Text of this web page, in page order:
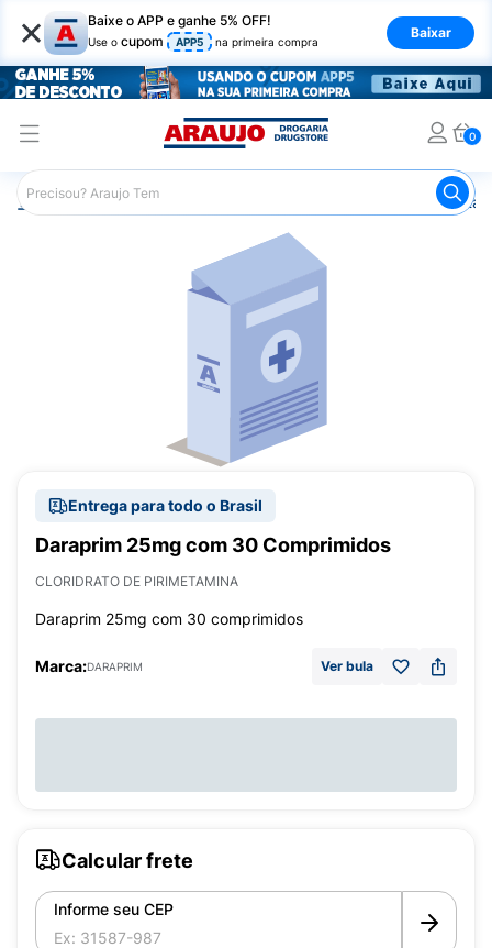
× Baixe o APP e ganhe 5% OFF!
Use o cupom APP5 na primeira compra
Baixar
0
Araujo Medicamentos Remédio para Vermes e Parasitas
Entrega para todo o Brasil
Daraprim 25mg com 30 Comprimidos
CLORIDRATO DE PIRIMETAMINA
Daraprim 25mg com 30 comprimidos
Marca:DARAPRIM Ver bula
Calcular frete
Informe seu CEP